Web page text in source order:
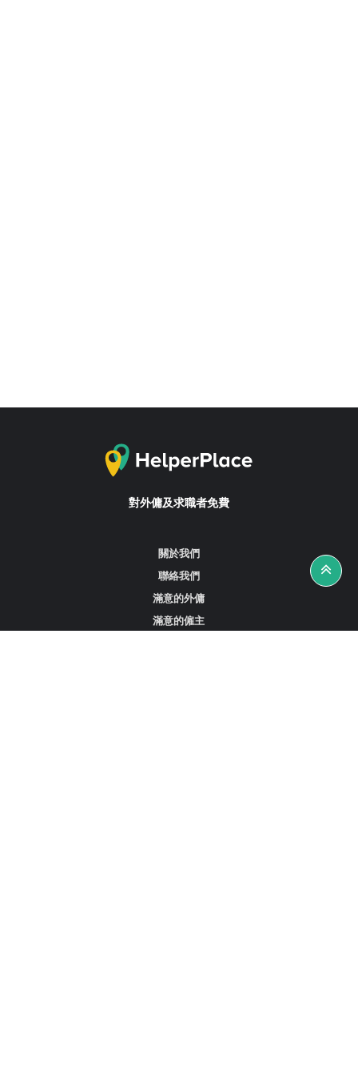
對外傭及求職者免費
關於我們
聯絡我們
滿意的外傭
滿意的僱主